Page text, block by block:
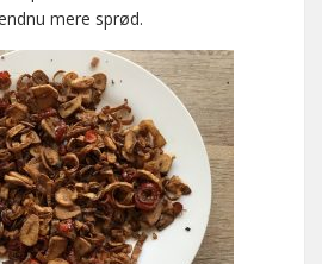
mere sprød.